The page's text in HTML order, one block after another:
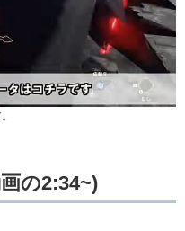
の2:34~)